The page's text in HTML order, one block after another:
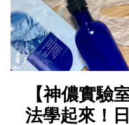
【神儂實驗
法學起來！